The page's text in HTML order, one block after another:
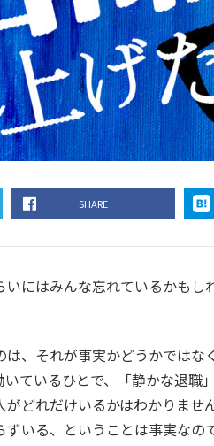
SHARE
いにはみんな忘れているかも
は、それが事実かどうかでは
ているひとで、「静かな退職
どれだけいるかはわかりませ
いる、ということは事実なの